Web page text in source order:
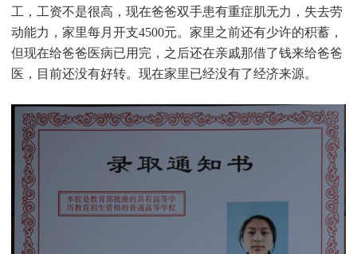
工，工资不是很高，现在爸爸双手患有重症肌无力，失去劳
动能力，家里每月开支4500元。家里之前还有少许的积蓄，
但现在给爸爸医病已用完，之后还在亲戚那借了钱来给爸爸
医，目前还没有好转。现在家里已经没有了经济来源。